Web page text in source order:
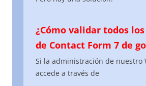
¿Cómo validar todos
de Contact Form 7 de
Si la administración de nuestro
accede a través de